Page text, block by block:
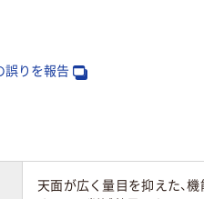
ＰＥＴ
誤りを報告
天面が広く量目を抑えた、